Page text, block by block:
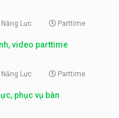
Lực Parttime
video parttime
Lực Parttime
phục vụ bàn